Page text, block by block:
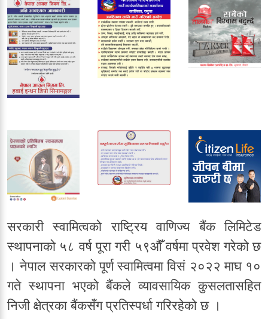
सरकारी स्वामित्वको राष्ट्रिय वाणिज्य बैंक लिमिटेड
स्थापनाको ५८ वर्ष पूरा गरी ५९औँ वर्षमा प्रवेश गरेको छ
। नेपाल सरकारको पूर्ण स्वामित्वमा विसं २०२२ माघ १०
गते स्थापना भएको बैंकले व्यावसायिक कुसलतासहित
निजी क्षेत्रका बैंकसँग प्रतिस्पर्धा गरिरहेको छ ।